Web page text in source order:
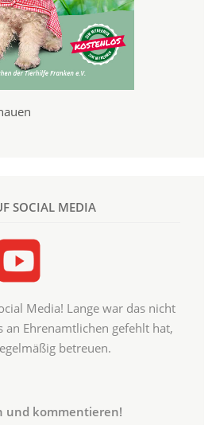
SOCIAL MEDIA
Media! Lange war das nicht
an Ehrenamtlichen gefehlt hat,
betreuen.
und kommentieren!